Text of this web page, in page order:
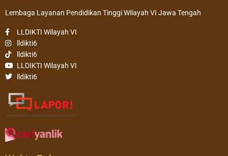
Lembaga Layanan Pendidikan Tinggi Wilayah VI Jawa Tengah
LLDIKTI Wilayah VI
lldikti6
lldikti6
LLDIKTI Wilayah VI
lldikti6